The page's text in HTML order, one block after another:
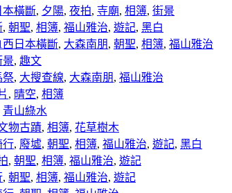
本橫斷, 夕陽, 夜拍, 寺廟, 相簿, 街景
, 朝聖, 相簿, 福山雅治, 遊記, 黑白
西日本橫斷, 大森南朋, 朝聖, 相簿, 福山雅治
景, 趣文
祭, 大搜查線, 大森南朋, 福山雅治
, 晴空, 相簿
青山綠水
物古蹟, 相簿, 花草樹木
行, 廢墟, 朝聖, 相簿, 福山雅治, 遊記, 黑白
, 朝聖, 相簿, 福山雅治, 遊記
, 朝聖, 相簿, 福山雅治, 遊記